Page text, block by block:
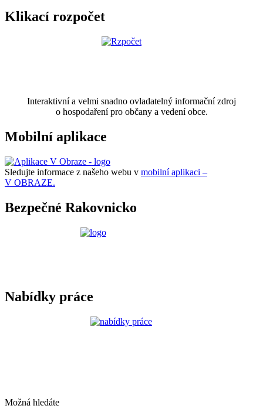
Klikací rozpočet
Interaktivní a velmi snadno ovladatelný informační zdroj
o hospodaření pro občany a vedení obce.
Mobilní aplikace
Sledujte informace z našeho webu v mobilní aplikaci –
V OBRAZE.
Bezpečné Rakovnicko
Nabídky práce
Možná hledáte